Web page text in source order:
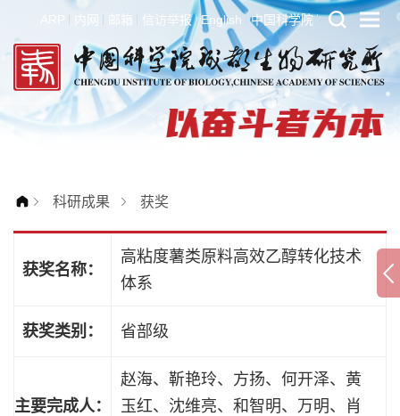
ARP 内网 邮箱 信访举报 English 中国科学院
科研成果 获奖
获奖名称：
高粘度薯类原料高效乙醇转化技术
体系
获奖类别： 省部级
主要完成人：
赵海、靳艳玲、方扬、何开泽、黄
玉红、沈维亮、和智明、万明、肖